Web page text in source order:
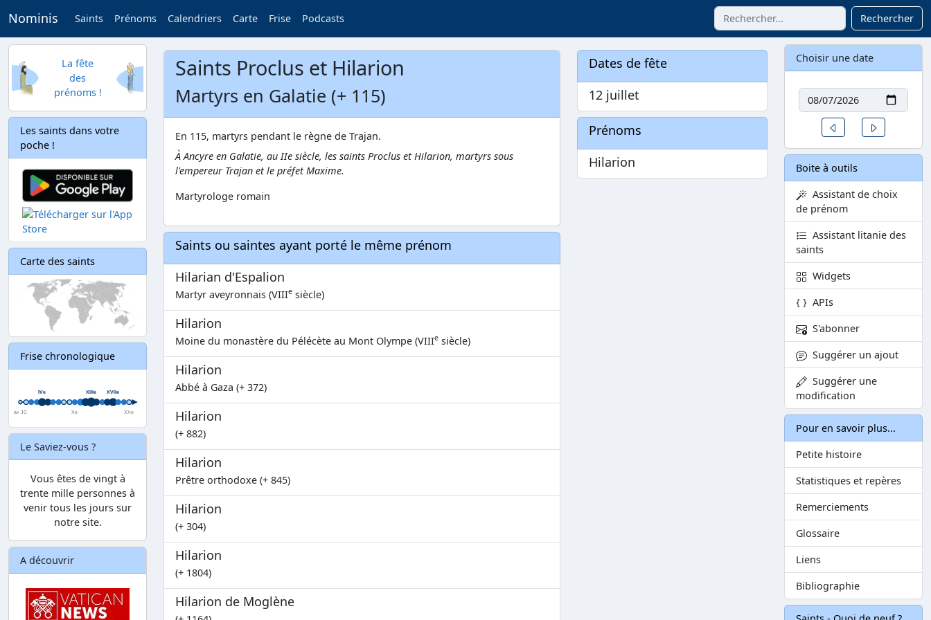
Nominis Saints Prénoms Calendriers Carte Frise Podcasts Rechercher
La fête
des
prénoms !
Les saints dans votre
poche !
Carte des saints
Frise chronologique
Le Saviez-vous ?
Vous êtes de vingt à
trente mille personnes à
venir tous les jours sur
notre site.
A découvrir
Saints Proclus et Hilarion
Martyrs en Galatie (+ 115)
En 115, martyrs pendant le règne de Trajan.
À Ancyre en Galatie, au IIe siècle, les saints Proclus et Hilarion, martyrs sous
l'empereur Trajan et le préfet Maxime.
Martyrologe romain
Saints ou saintes ayant porté le même prénom
Hilarian d'Espalion
Martyr aveyronnais (VIIIe siècle)
Hilarion
Moine du monastère du Pélécète au Mont Olympe (VIIIe siècle)
Hilarion
Abbé à Gaza (+ 372)
Hilarion
(+ 882)
Hilarion
Prêtre orthodoxe (+ 845)
Hilarion
(+ 304)
Hilarion
(+ 1804)
Hilarion de Moglène
Dates de fête
12 juillet
Prénoms
Hilarion
Choisir une date
Date
Un jour avant
Boite à outils
Assistant de choix
de prénom
Assistant litanie des
saints
Widgets
APIs
S'abonner
Suggérer un ajout
Suggérer une
modification
Pour en savoir plus...
Petite histoire
Statistiques et repères
Remerciements
Glossaire
Liens
Bibliographie